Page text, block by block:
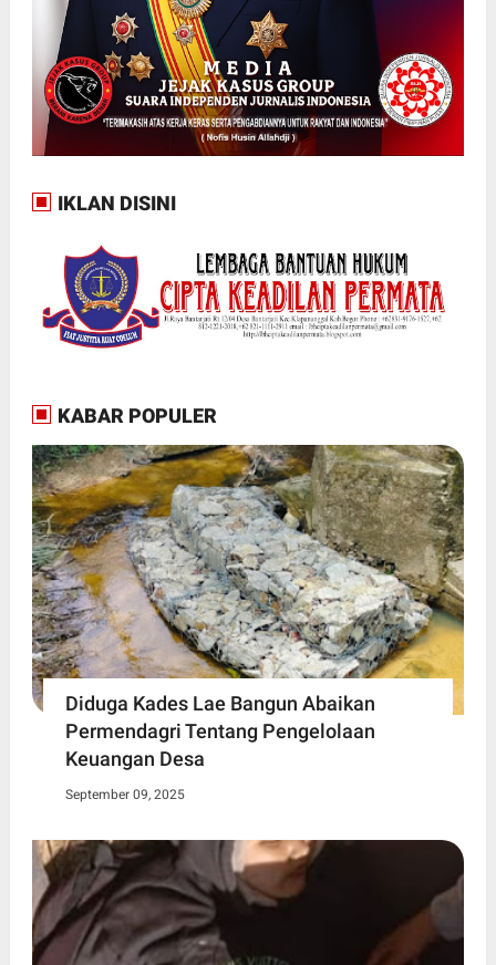
IKLAN DISINI
KABAR POPULER
Diduga Kades Lae Bangun Abaikan
Permendagri Tentang Pengelolaan
Keuangan Desa
September 09, 2025